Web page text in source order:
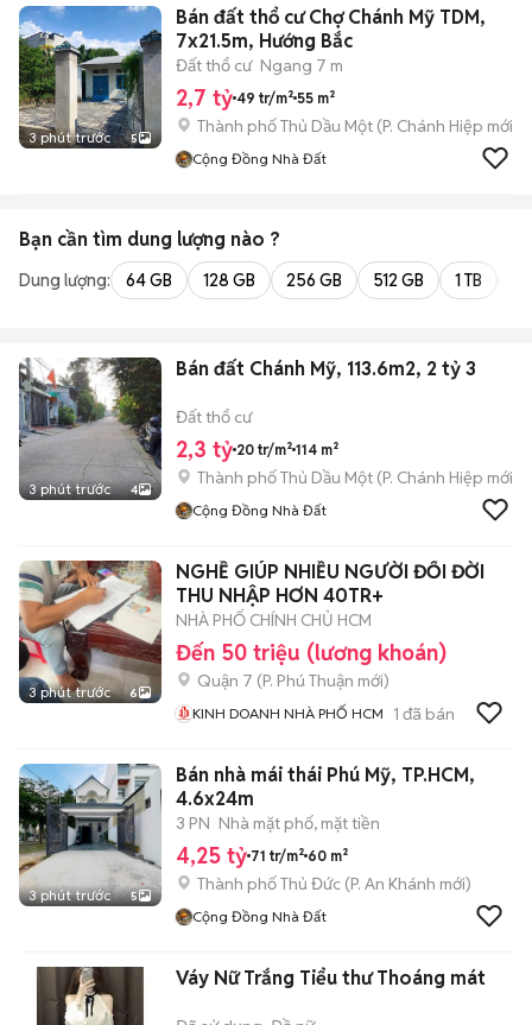
3 phút trước 5
Bán đất thổ cư Chợ Chánh Mỹ TDM,
7x21.5m, Hướng Bắc
Đất thổ cư Ngang 7 m
2,7 tỷ 49 tr/m² 55 m²
Thành phố Thủ Dầu Một (P. Chánh Hiệp mới)
Cộng Đồng Nhà Đất
Bạn cần tìm dung lượng nào ?
Dung lượng: 64 GB 128 GB 256 GB 512 GB 1 TB
3 phút trước 4
Bán đất Chánh Mỹ, 113.6m2, 2 tỷ 3
Đất thổ cư
2,3 tỷ 20 tr/m² 114 m²
Thành phố Thủ Dầu Một (P. Chánh Hiệp mới)
Cộng Đồng Nhà Đất
3 phút trước 6
NGHỀ GIÚP NHIỀU NGƯỜI ĐỔI ĐỜI
THU NHẬP HƠN 40TR+
NHÀ PHỐ CHÍNH CHỦ HCM
Đến 50 triệu (lương khoán)
Quận 7 (P. Phú Thuận mới)
KINH DOANH NHÀ PHỐ HCM 1 đã bán
3 phút trước 5
Bán nhà mái thái Phú Mỹ, TP.HCM,
4.6x24m
3 PN Nhà mặt phố, mặt tiền
4,25 tỷ 71 tr/m² 60 m²
Thành phố Thủ Đức (P. An Khánh mới)
Cộng Đồng Nhà Đất
Váy Nữ Trắng Tiểu thư Thoáng mát